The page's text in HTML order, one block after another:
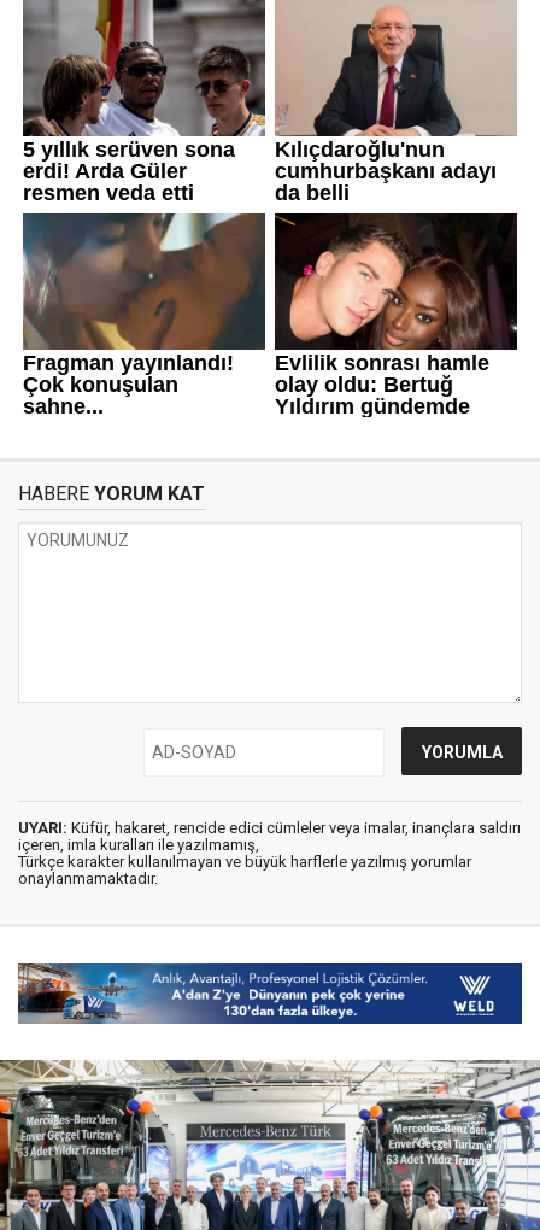
HABERE YORUM KAT
UYARI: Küfür, hakaret, rencide edici cümleler veya imalar, inançlara saldırı
içeren, imla kuralları ile yazılmamış,
Türkçe karakter kullanılmayan ve büyük harflerle yazılmış yorumlar
onaylanmamaktadır.